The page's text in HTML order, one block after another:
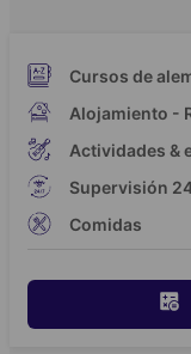
Cursos de
Alojamiento -
Actividades &
Supervisión
Comidas